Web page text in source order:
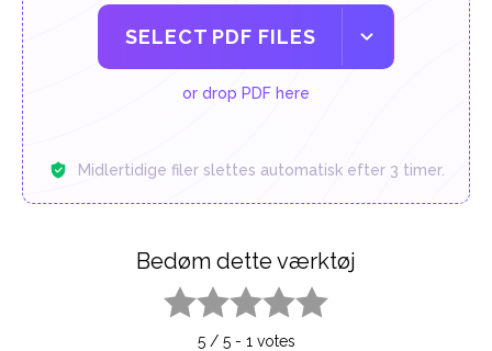
SELECT PDF FILES
or drop PDF here
Midlertidige filer slettes automatisk efter 3 timer.
Bedøm dette værktøj
5/ 5- 1 votes